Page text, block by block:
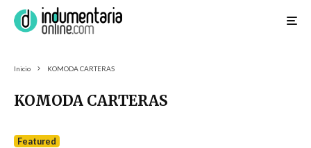
Inicio KOMODA CARTERAS
KOMODA CARTERAS
Featured